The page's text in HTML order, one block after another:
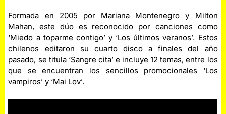
Formada en 2005 por Mariana Montenegro y Milton
Mahan, este dúo es reconocido por canciones como
‘Miedo a toparme contigo’ y ‘Los últimos veranos’. Estos
chilenos editaron su cuarto disco a finales del año
pasado, se titula ‘Sangre cita’ e incluye 12 temas, entre los
que se encuentran los sencillos promocionales ‘Los
vampiros’ y ‘Mai Lov’.